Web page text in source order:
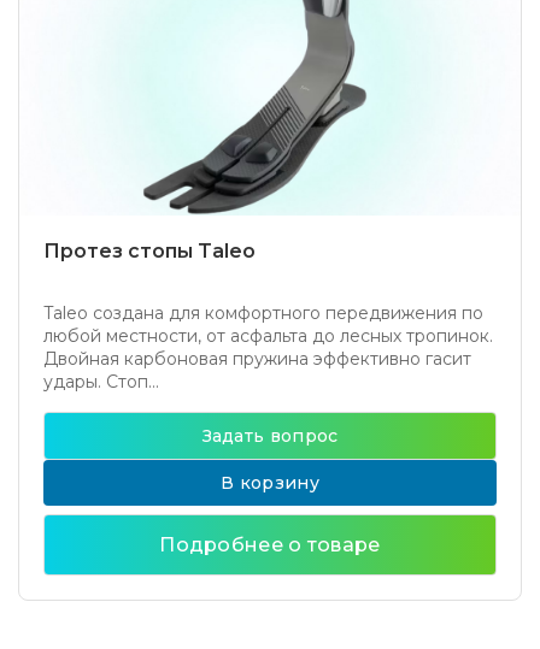
Протез стопы Taleo
Taleo создана для комфортного передвижения по
любой местности, от асфальта до лесных тропинок.
Двойная карбоновая пружина эффективно гасит
удары. Стоп...
Задать вопрос
В корзину
Подробнее о товаре